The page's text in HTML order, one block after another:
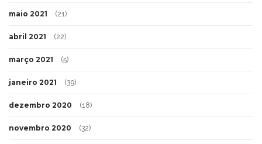
maio 2021 (21)
abril 2021 (22)
março 2021 (5)
janeiro 2021 (39)
dezembro 2020 (18)
novembro 2020 (32)